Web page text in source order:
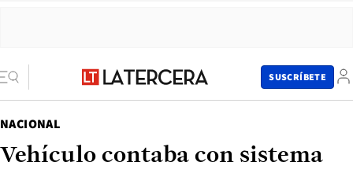
SUSCRÍBETE
NACIONAL
Vehículo contaba con sistema